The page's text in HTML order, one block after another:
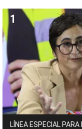
LÍNEA ESPECIAL